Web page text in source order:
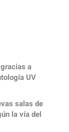
a
UV
salas de
la vía del